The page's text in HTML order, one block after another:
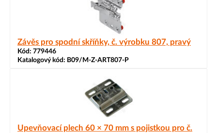
Závěs pro spodní skříňky, č. výrobku 807, pravý
Kód: 779446
Katalogový kód: B09/M-Z-ART807-P
Upevňovací plech 60 × 70 mm s pojistkou pro č.